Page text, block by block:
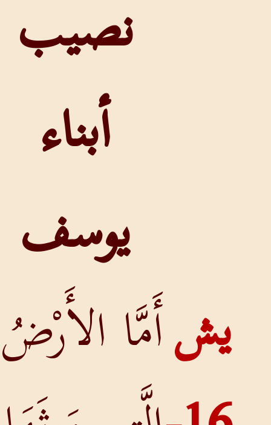
نصيب
أبناء
يوسف
أَمَّا الأَرْضُ